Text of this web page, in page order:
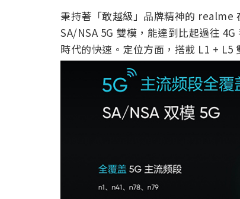
秉持著「敢越級」品牌精神的 realme
SA/NSA 5G 雙模，能達到比起過往
時代的快速。定位方面，搭載 L1 + L5